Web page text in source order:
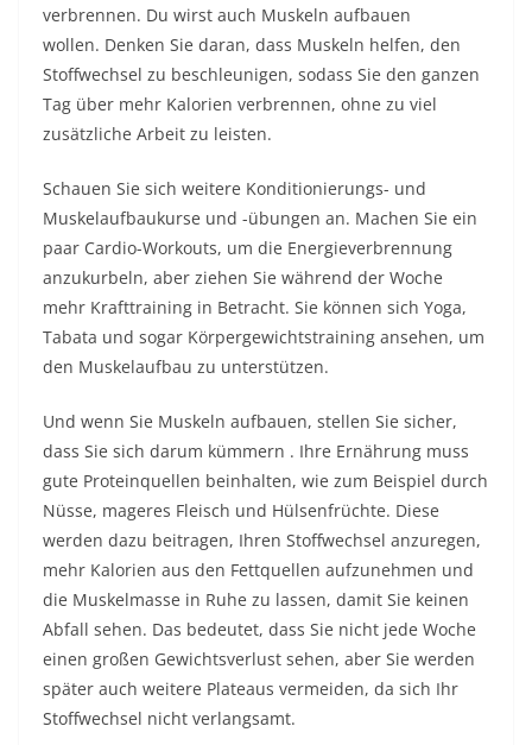
verbrennen. Du wirst auch Muskeln aufbauen
wollen. Denken Sie daran, dass Muskeln helfen, den
Stoffwechsel zu beschleunigen, sodass Sie den ganzen
Tag über mehr Kalorien verbrennen, ohne zu viel
zusätzliche Arbeit zu leisten.
Schauen Sie sich weitere Konditionierungs- und
Muskelaufbaukurse und -übungen an. Machen Sie ein
paar Cardio-Workouts, um die Energieverbrennung
anzukurbeln, aber ziehen Sie während der Woche
mehr Krafttraining in Betracht. Sie können sich Yoga,
Tabata und sogar Körpergewichtstraining ansehen, um
den Muskelaufbau zu unterstützen.
Und wenn Sie Muskeln aufbauen, stellen Sie sicher,
dass Sie sich darum kümmern . Ihre Ernährung muss
gute Proteinquellen beinhalten, wie zum Beispiel durch
Nüsse, mageres Fleisch und Hülsenfrüchte. Diese
werden dazu beitragen, Ihren Stoffwechsel anzuregen,
mehr Kalorien aus den Fettquellen aufzunehmen und
die Muskelmasse in Ruhe zu lassen, damit Sie keinen
Abfall sehen. Das bedeutet, dass Sie nicht jede Woche
einen großen Gewichtsverlust sehen, aber Sie werden
später auch weitere Plateaus vermeiden, da sich Ihr
Stoffwechsel nicht verlangsamt.